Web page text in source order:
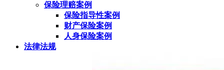
保险理赔案例
保险指导性案例
财产保险案例
人身保险案例
法律法规